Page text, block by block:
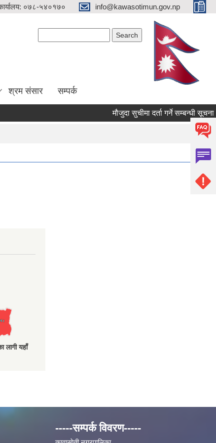
०७८-५४०१७० info@kawasotimun.gov.np
श्रम संसार सम्पर्क
मौजुदा सुचीमा दर्ता गर्ने सम्बन्धी सूचना ।
लागी यहाँ
-----सम्पर्क विवरण-----